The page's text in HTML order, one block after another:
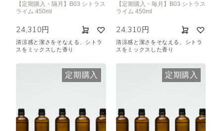
【定期購入・隔月】B03 シトラス
ライム 450ml
24,310円
清涼感と潔さをそなえる、シトラ
スをミックスした香り
【定期購入・毎月】B03 シトラス
ライム 450ml
24,310円
清涼感と潔さをそなえる、シトラ
スをミックスした香り
定期購入 定期購入